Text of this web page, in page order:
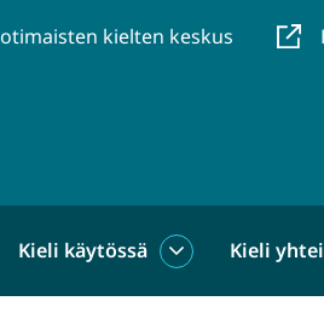
kielten keskus
Kieli käytössä
Kieli
Kieli